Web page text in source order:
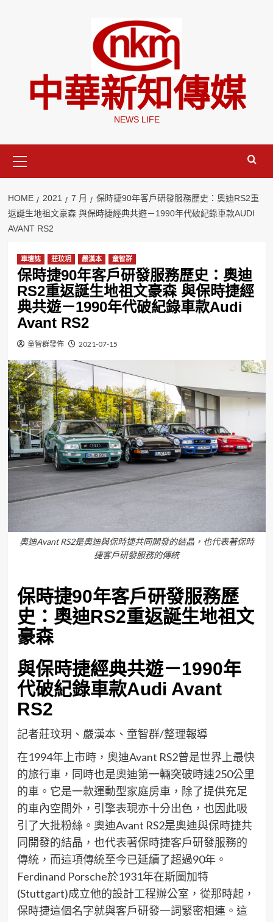
中華新知傳媒
NEWS LIFE
Menu
HOME 2021 7 月
保時捷90年客戶研發服務歷史：奧迪RS2重
返誕生地祖文豪森 與保時捷經典共遊－1990年代破紀錄車款AUDI
AVANT RS2
車壇誌 莊玟玥 嚴漢本 童智群
保時捷90年客戶研發服務歷史：奧迪
RS2重返誕生地祖文豪森 與保時捷經
典共遊－1990年代破紀錄車款Audi
Avant RS2
童智群發佈 2021-07-15
奧迪Avant RS2是奧迪與保時捷共同開發的結晶，也代表著保時
捷客戶研發服務的傳統
保時捷90年客戶研發服務歷
史：奧迪RS2重返誕生地祖文
豪森
與保時捷經典共遊－1990年
代破紀錄車款Audi Avant
RS2
記者莊玟玥、嚴漢本、童智群/整理報導
在1994年上市時，奧迪Avant RS2曾是世界上最快
的旅行車，同時也是奧迪第一輛突破時速250公里
的車。它是一款運動型家庭房車，除了提供充足
的車內空間外，引擎表現亦十分出色，也因此吸
引了大批粉絲。奧迪Avant RS2是奧迪與保時捷共
同開發的結晶，也代表著保時捷客戶研發服務的
傳統，而這項傳統至今已延續了超過90年。
Ferdinand Porsche於1931年在斯圖加特
(Stuttgart)成立他的設計工程辦公室，從那時起，
保時捷這個名字就與客戶研發一詞緊密相連。這